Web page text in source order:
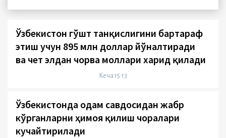
Ўзбекистон гўшт танқислигини бартараф
этиш учун 895 млн доллар йўналтиради
ва чет элдан чорва моллари харид қилади
Кеча 15:13
Ўзбекистонда одам савдосидан жабр
кўрганларни ҳимоя қилиш чоралари
кучайтирилади